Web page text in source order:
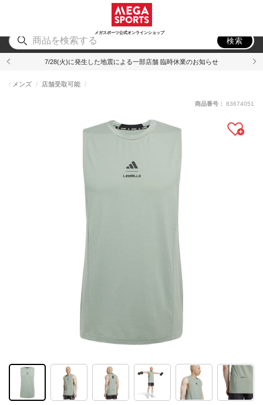
メガスポーツ公式オンラインショップ
アウトドア
検索
7/28(火)に発生した地震による一部店舗 臨時休業のお知らせ
メンズ 店舗受取可能
商品番号： 83674051